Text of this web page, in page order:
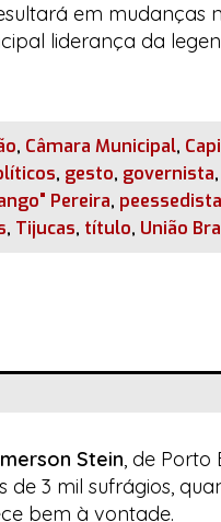
em mudanças
liderança da
, Câmara Municipal,
, gesto, governista,
Pereira, peessedista
, Tijucas, título, União
Stein , de
3 mil sufrágios,
bem à vontade.